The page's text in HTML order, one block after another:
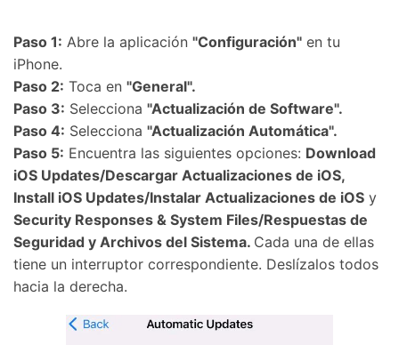
Paso 1: Abre la aplicación "Configuración" en tu
iPhone.
Paso 2: Toca en "General".
Paso 3: Selecciona "Actualización de Software".
Paso 4: Selecciona "Actualización Automática".
Paso 5: Encuentra las siguientes opciones: Download
iOS Updates/Descargar Actualizaciones de iOS,
Install iOS Updates/Instalar Actualizaciones de iOS y
Security Responses & System Files/Respuestas de
Seguridad y Archivos del Sistema. Cada una de ellas
tiene un interruptor correspondiente. Deslízalos todos
hacia la derecha.